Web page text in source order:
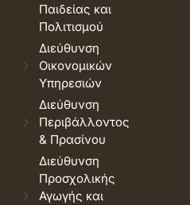
Παιδείας και
Πολιτισμού
Διεύθυνση
Οικονομικών
Υπηρεσιών
Διεύθυνση
Περιβάλλοντος
& Πρασίνου
Διεύθυνση
Προσχολικής
Αγωγής και